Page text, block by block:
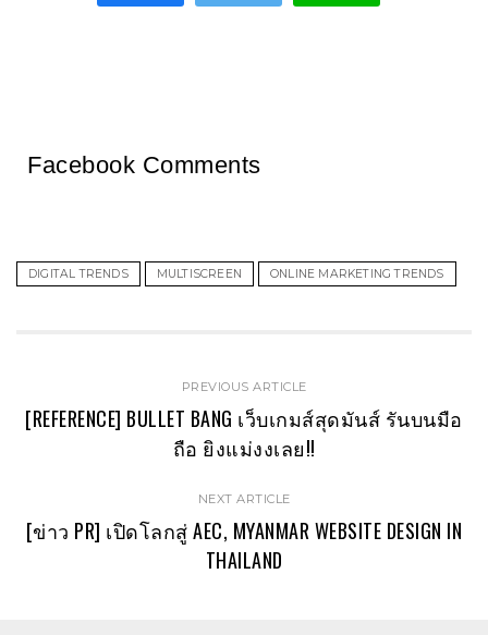
Facebook Comments
DIGITAL TRENDS MULTISCREEN ONLINE MARKETING TRENDS
PREVIOUS ARTICLE
[REFERENCE] BULLET BANG เว็บเกมส์สุดมันส์ รันบนมือ
ถือ ยิงแม่งงเลย!!
NEXT ARTICLE
[ข่าว PR] เปิดโลกสู่ AEC, MYANMAR WEBSITE DESIGN IN
THAILAND